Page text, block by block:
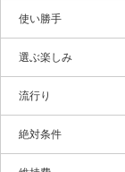
使い勝手
選ぶ楽しみ
流行り
絶対条件